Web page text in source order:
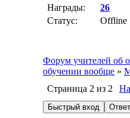
Награды:
26
Статус:
Offline
Форум учителей об
обучении вообще »
Страница 2 из 2